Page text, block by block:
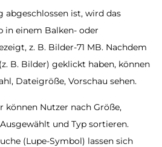
abgeschlossen ist, wird das
in einem Balken- oder
z. B. Bilder-71 MB. Nachdem
B. Bilder) geklickt haben, können
Dateigröße, Vorschau sehen.
können Nutzer nach Größe,
und Typ sortieren.
(Lupe-Symbol) lassen sich